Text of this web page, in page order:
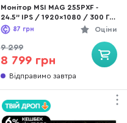
Монітор MSI MAG 255PXF -
24.5" IPS / 1920×1080 / 300 Гц
/ Adaptive Sync / Pivot / HAS
Оціни
87 грн
9 299
8 799 грн
Відправимо завтра